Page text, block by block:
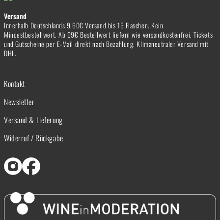
Versand
Innerhalb Deutschlands 9,60€ Versand bis 15 Flaschen. Kein
Mindestbestellwert. Ab 99€ Bestellwert liefern wie versandkostenfrei. Tickets
und Gutscheine per E-Mail direkt nach Bezahlung. Klimaneutraler Versand mit
DHL.
Kontakt
Newsletter
Versand & Lieferung
Widerruf / Rückgabe